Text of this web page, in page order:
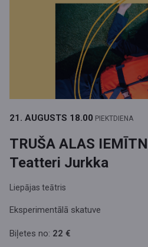
21. AUGUSTS 18.00 PIEKTDIENA
TRUŠA ALAS
Teatteri Jurkka
Liepājas teātris
Eksperimentālā skatuve
Biļetes no: 22 €